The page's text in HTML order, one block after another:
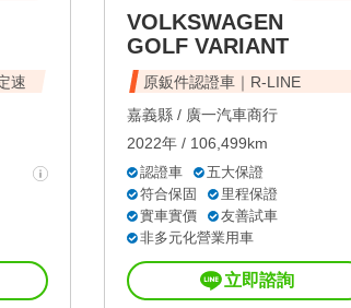
速
VOLKSWAGEN
GOLF VARIANT
原鈑件認證車｜R-LINE
嘉義縣 / 廣一汽車商行
2022年 / 106,499km
認證車
五大保證
符合保固
里程保證
實車實價
友善試車
非多元化營業用車
立即諮詢